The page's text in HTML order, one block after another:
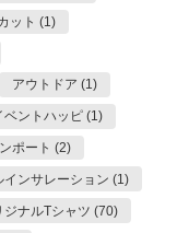
ット (1)
アウトドア (1)
ベントハッピ (1)
ポート (2)
インサレーション (1)
ジナルTシャツ (70)